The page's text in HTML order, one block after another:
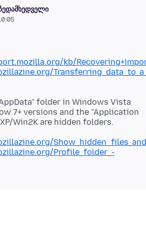
kb/
folder in Windows Vista
7+ versions and the "Application
Profile_folder_-